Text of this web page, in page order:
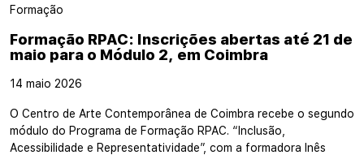
Formação
Formação RPAC: Inscrições abertas até 21 de
maio para o Módulo 2, em Coimbra
14 maio 2026
O Centro de Arte Contemporânea de Coimbra recebe o segundo
módulo do Programa de Formação RPAC. “Inclusão,
Acessibilidade e Representatividade”, com a formadora Inês